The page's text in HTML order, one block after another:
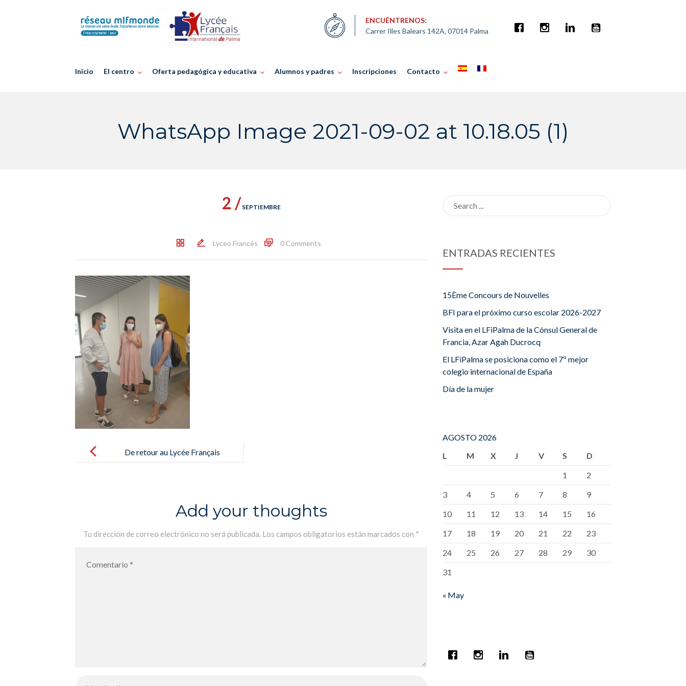
ENCUÉNTRENOS:
Carrer Illes Balears 142A, 07014 Palma
Inicio El centro Oferta pedagógica y educativa Alumnos y padres Inscripciones Contacto
WhatsApp Image 2021-09-02 at 10.18.05 (1)
2 / SEPTIEMBRE
Lyceo Francés 0 Comments
navigation
De retour au Lycée Français
International de Palma para el año
escolar 2021-2022
Add your thoughts
Tu dirección de correo electrónico no será publicada. Los campos obligatorios están marcados con *
ENTRADAS RECIENTES
15Ème Concours de Nouvelles
BFI para el próximo curso escolar 2026-2027
Visita en el LFiPalma de la Cónsul General de
Francia, Azar Agah Ducrocq
El LFiPalma se posiciona como el 7º mejor
colegio internacional de España
Día de la mujer
AGOSTO 2026
L
M X J V S
D
1
2
3
4 5 6 7 8
9
10
11 12 13 14 15
16
17
18 19 20 21 22
23
24
25 26 27 28 29
30
31
« May